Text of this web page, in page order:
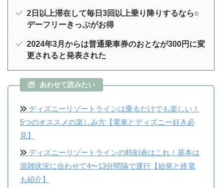
2日以上滞在して毎日3回以上乗り降りするなら○
デーフリーきっぷがお得
2024年3月からは普通乗車券のおとなが300円に変
更されると発表された
あわせて読みたい
ディズニーリゾートラインは乗るだけでも楽しい！
5つのオススメの楽しみ方【電車とディズニー好き必
見】
ディズニーリゾートラインの時刻表はこれ！基本は
混雑状況に合わせて4〜13分間隔で運行【始発と終電
も紹介】